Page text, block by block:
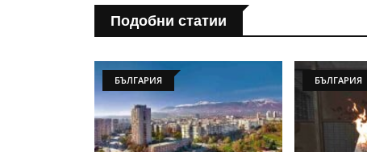
Подобни статии
БЪЛГАРИЯ БЪЛГАРИЯ